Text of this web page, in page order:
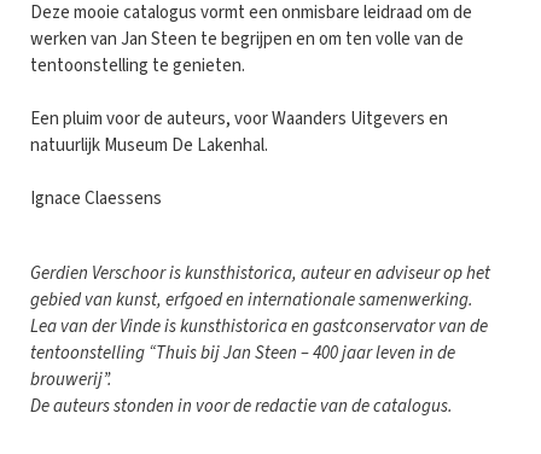
Deze mooie catalogus vormt een onmisbare leidraad om de
werken van Jan Steen te begrijpen en om ten volle van de
tentoonstelling te genieten.
Een pluim voor de auteurs, voor Waanders Uitgevers en
natuurlijk Museum De Lakenhal.
Ignace Claessens
Gerdien Verschoor is kunsthistorica, auteur en adviseur op het
gebied van kunst, erfgoed en internationale samenwerking.
Lea van der Vinde is kunsthistorica en gastconservator van de
tentoonstelling “Thuis bij Jan Steen – 400 jaar leven in de
brouwerij”.
De auteurs stonden in voor de redactie van de catalogus.